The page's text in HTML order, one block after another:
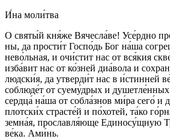
И́на моли́тва
О святы́й кня́же Вячесла́ве! Усе́рдно
ны, да прости́т Госпо́дь Бог на́ша
нево́льная, и очи́стит нас от вся́кия
изба́вит нас от ко́зней диа́вола и
людски́я, да утверди́т нас в и́стинней
соблюде́т от суему́дрых и
сердца́ на́ша от собла́знов ми́ра сего́ и
плотски́х страсте́й и по́хотей, та́ко
земна́я, прославля́юще Единосу́щную
ве́ка. Ами́нь.